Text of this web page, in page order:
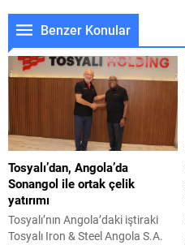
Benzer Konular
Tosyalı’dan, Angola’da
Sonangol ile ortak çelik
yatırımı
Tosyalı’nın Angola’daki iştiraki
Tosyalı Iron & Steel Angola S.A.